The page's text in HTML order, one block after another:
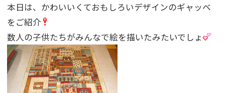
本日は、かわいいくておもしろいデザインのギャッベ
をご紹介
数人の子供たちがみんなで絵を描いたみたいでしょ